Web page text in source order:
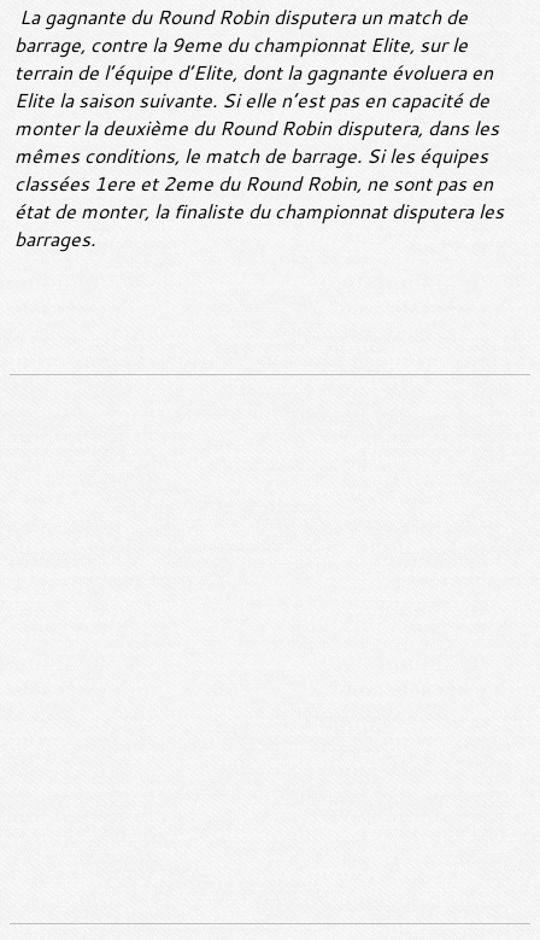
La gagnante du Round Robin disputera un match de
barrage, contre la 9eme du championnat Elite, sur le
terrain de l’équipe d’Elite, dont la gagnante évoluera en
Elite la saison suivante. Si elle n’est pas en capacité de
monter la deuxième du Round Robin disputera, dans les
mêmes conditions, le match de barrage. Si les équipes
classées 1ere et 2eme du Round Robin, ne sont pas en
état de monter, la finaliste du championnat disputera les
barrages.